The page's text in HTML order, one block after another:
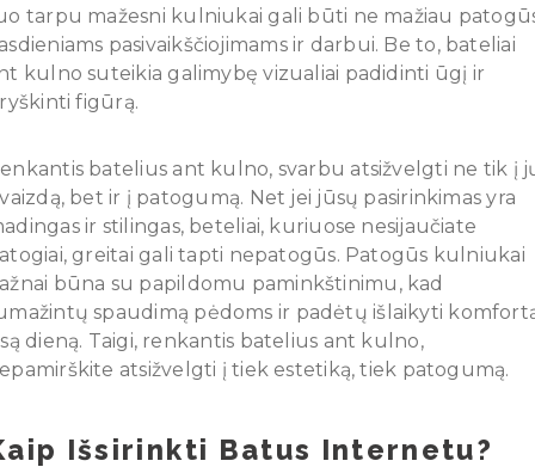
tarpu mažesni kulniukai gali būti ne mažiau
pasivaikščiojimams ir darbui. Be to, bateliai
kulno suteikia galimybę vizualiai padidinti ūgį ir
figūrą.
batelius ant kulno, svarbu atsižvelgti ne tik į
bet ir į patogumą. Net jei jūsų pasirinkimas yra
ir stilingas, beteliai, kuriuose nesijaučiate
greitai gali tapti nepatogūs. Patogūs kulniukai
būna su papildomu paminkštinimu, kad
spaudimą pėdoms ir padėtų išlaikyti
dieną. Taigi, renkantis batelius ant kulno,
atsižvelgti į tiek estetiką, tiek patogumą.
Išsirinkti Batus Internetu?